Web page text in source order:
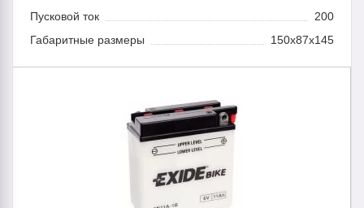
Пусковой ток
200
Габаритные размеры
150x87x145